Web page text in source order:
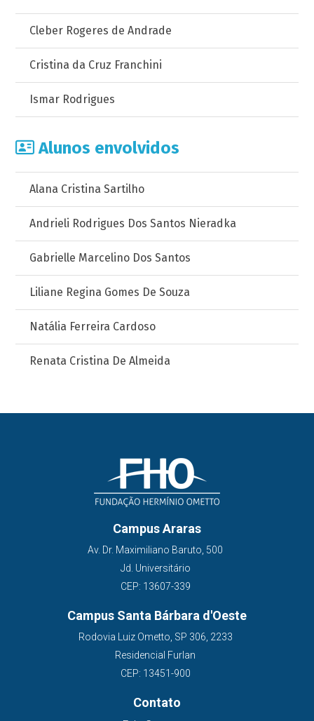
Cleber Rogeres de Andrade
Cristina da Cruz Franchini
Ismar Rodrigues
Alunos envolvidos
Alana Cristina Sartilho
Andrieli Rodrigues Dos Santos Nieradka
Gabrielle Marcelino Dos Santos
Liliane Regina Gomes De Souza
Natália Ferreira Cardoso
Renata Cristina De Almeida
Campus Araras
Av. Dr. Maximiliano Baruto, 500
Jd. Universitário
CEP: 13607-339
Campus Santa Bárbara d'Oeste
Rodovia Luiz Ometto, SP 306, 2233
Residencial Furlan
CEP: 13451-900
Contato